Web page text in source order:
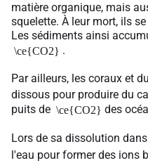
matière organique, mais
squelette. À leur mort, ils
Les sédiments ainsi
\ce{CO2} .
Par ailleurs, les coraux et
dissous pour produire du
puits de \ce{CO2} des
Lors de sa dissolution
l'eau pour former des ions